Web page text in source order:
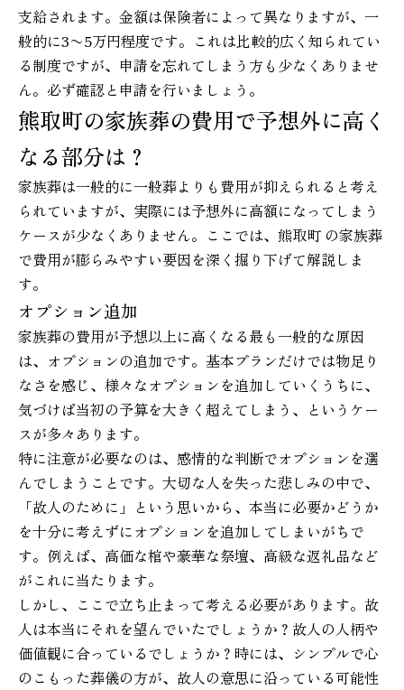
支給されます。金額は保険者によって異なりますが、一
般的に3〜5万円程度です。これは比較的広く知られてい
る制度ですが、申請を忘れてしまう方も少なくありませ
ん。必ず確認と申請を行いましょう。
熊取町の家族葬の費用で予想外に高く
なる部分は？
家族葬は一般的に一般葬よりも費用が抑えられると考え
られていますが、実際には予想外に高額になってしまう
ケースが少なくありません。ここでは、熊取町 の家族葬
で費用が膨らみやすい要因を深く掘り下げて解説しま
す。
オプション追加
家族葬の費用が予想以上に高くなる最も一般的な原因
は、オプションの追加です。基本プランだけでは物足り
なさを感じ、様々なオプションを追加していくうちに、
気づけば当初の予算を大きく超えてしまう、というケー
スが多々あります。
特に注意が必要なのは、感情的な判断でオプションを選
んでしまうことです。大切な人を失った悲しみの中で、
「故人のために」という思いから、本当に必要かどうか
を十分に考えずにオプションを追加してしまいがちで
す。例えば、高価な棺や豪華な祭壇、高級な返礼品など
がこれに当たります。
しかし、ここで立ち止まって考える必要があります。故
人は本当にそれを望んでいたでしょうか？故人の人柄や
価値観に合っているでしょうか？時には、シンプルで心
のこもった葬儀の方が、故人の意思に沿っている可能性